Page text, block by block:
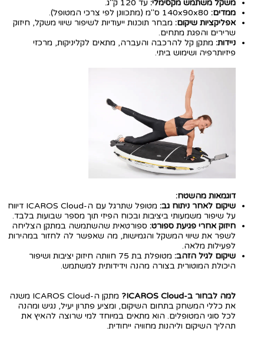
משקל משתמש מקסימלי: עד 120 ק"ג.
ממדים:
אפליקציות שיקום: מבחר תוכנות ייעודיות לשיפור שיווי משקל, חיזוק
שרירים והפגת מתחים.
ניידות: מתקן קל להרכבה והעברה, מתאים לקליניקות, מרכזי
פיזיותרפיה ושימוש ביתי.
דוגמאות מהשטח:
שיקום לאחר ניתוח גב:
מטופל שתרגל עם ה-ICAROS Cloud דיווח
על שיפור משמעותי ביציבות ובכוח הפיזי תוך מספר שבועות בלבד.
חיזוק אחרי פגיעת ספורט: ספורטאית שהשתמשה במתקן הצליחה
לשפר את שיווי המשקל והגמישות, מה שאפשר לה לחזור במהירות
לפעילות מלאה.
שיקום לגיל הזהב:
מטופלת בת 75 חוותה חיזוק יציבות ושיפור
היכולת המוטורית בצורה מהנה וידידותית למשתמש.
למה לבחור ב-ICAROS Cloud?
מתקן ה-ICAROS Cloud משנה
את כללי המשחק בתחום השיקום, ומציע פתרון יעיל, נגיש ומהנה
לכל סוגי המטופלים. הוא מתאים במיוחד למי שרוצה להאיץ את
תהליך השיקום וליהנות מחוויה ייחודית.